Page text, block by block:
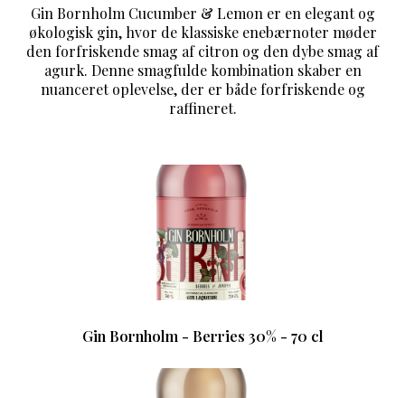
Gin Bornholm Cucumber & Lemon er en elegant og
økologisk gin, hvor de klassiske enebærnoter møder
den forfriskende smag af citron og den dybe smag af
agurk. Denne smagfulde kombination skaber en
nuanceret oplevelse, der er både forfriskende og
raffineret.
Gin Bornholm - Berries 30% - 70 cl